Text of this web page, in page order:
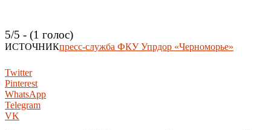
5/5 - (1 голос)
ИСТОЧНИКпресс-служба ФКУ Упрдор «Черноморье»
Twitter
Pinterest
WhatsApp
Telegram
VK